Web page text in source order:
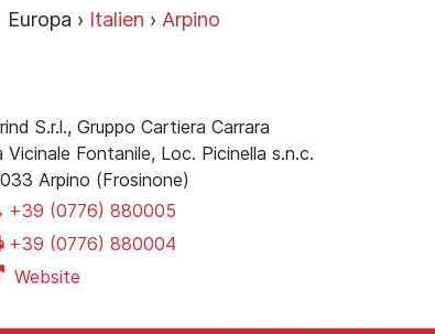
Europa › Italien › Arpino
S.r.l., Gruppo Cartiera Carrara
Vicinale Fontanile, Loc. Picinella s.n.c.
Arpino (Frosinone)
+39 (0776) 880005
+39 (0776) 880004
Website